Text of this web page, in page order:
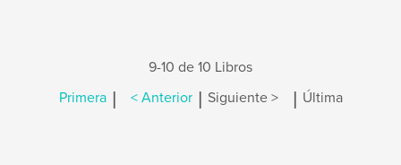
9-10 de 10 Libros
Primera | < Anterior | Siguiente > | Última